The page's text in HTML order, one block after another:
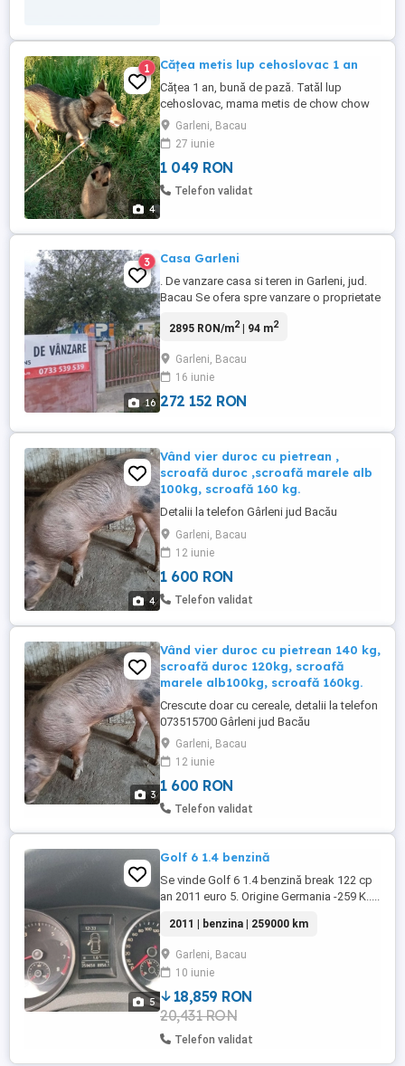
4
1 Cățea metis lup cehoslovac 1 an
Cățea 1 an, bună de pază. Tatăl lup
cehoslovac, mama metis de chow chow
akita .Dețin ambii părinți.
Garleni, Bacau
27 iunie
1 049 RON
Telefon validat
16
3 Casa Garleni
. De vanzare casa si teren in Garleni, jud.
Bacau Se ofera spre vanzare o proprietate
doar 15 km de municipiul Bacau. Casa
camere, bucatarie si baie, cu incalzire pe
sobe de teracota. Teren generos de 3.886
...
2895 RON/m2| 94 m2
Garleni, Bacau
16 iunie
272 152 RON
4
Vând vier duroc cu pietrean ,
scroafă duroc ,scroafă marele alb
100kg, scroafă 160 kg.
Detalii la telefon Gârleni jud Bacău
Garleni, Bacau
12 iunie
1 600 RON
Telefon validat
3
Vând vier duroc cu pietrean 140 kg,
scroafă duroc 120kg, scroafă
marele alb100kg, scroafă 160kg.
Crescute doar cu cereale, detalii la telefon
073515700 Gârleni jud Bacău
Garleni, Bacau
12 iunie
1 600 RON
Telefon validat
5
Golf 6 1.4 benzină
Se vinde Golf 6 1.4 benzină break 122 cp
an 2011 euro 5. Origine Germania -259 K.....
senzori față spate lumini automate .
Mașina parchează singură, trapă
panoramică, scaune încălzite, Bluetooth,
distribuție lanț și turbo schimbate anul
trecut, textil+ alcantara ...
2011 | benzina | 259000 km
Garleni, Bacau
10 iunie
18,859 RON
20,431 RON
Telefon validat